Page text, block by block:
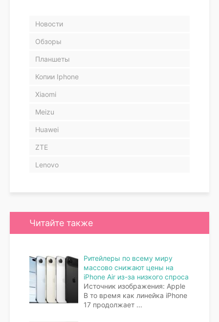
Новости
Обзоры
Планшеты
Копии Iphone
Xiaomi
Meizu
Huawei
ZTE
Lenovo
Читайте также
Ритейлеры по всему миру
массово снижают цены на
iPhone Air из-за низкого спроса
Источник изображения: Apple
В то время как линейка iPhone
17 продолжает ...